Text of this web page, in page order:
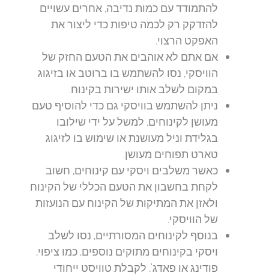
להתמודד עם כמות נדיבה, אחרים עשויים
להזדקק רק לכמה טיפות כדי ליצור את
האפקט הרצוי.
אם אתם לא אוהבים את הטעם החזק של
הוויסקי, נסו להשתמש בו ברוטב או בזיגוג
במקום לשלב אותו ישירות בקינוח.
ניתן להשתמש בוויסקי גם כדי להוסיף טעם
מעושן לקינוחים, למשל על ידי שילובו
בגלידת וניל מעושנת או שימוש בו לזיגוג
טארט תפוחים מעושן.
כאשר משלבים ויסקי עם קינוחים, חשוב
לקחת בחשבון את הטעם הכללי של הקינוח
ולאזן את המתיקות של הקינוח עם הנועזות
של הוויסקי.
בנוסף לקינוחים המסורתיים, נסו לשלב
ויסקי בקינוחים מתוקים נוספים, כמו ציפוי,
פודינג או פאדג', לקבלת טוויסט ייחודי